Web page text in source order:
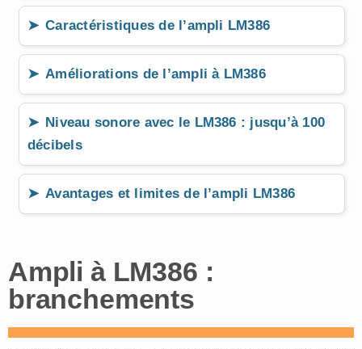
Caractéristiques de l’ampli LM386
Améliorations de l’ampli à LM386
Niveau sonore avec le LM386 : jusqu’à 100
décibels
Avantages et limites de l’ampli LM386
Ampli à LM386 :
branchements